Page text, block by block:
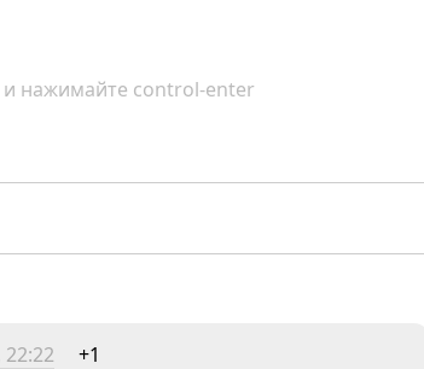
нажимайте control-enter
22:22
+1